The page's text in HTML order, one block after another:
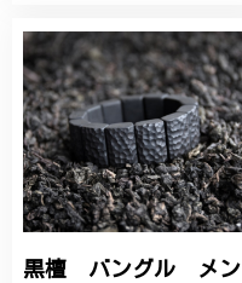
黒檀 バングル メン